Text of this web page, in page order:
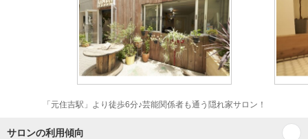
「元住吉駅」より徒歩6分♪芸能関係者も通う隠れ家サロン！
サロンの利用傾向